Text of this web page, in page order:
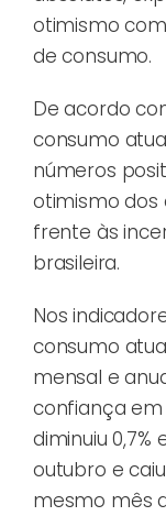
otimismo
de consumo.
De acordo
consumo
números
otimismo dos
frente às
brasileira.
Nos
consumo
mensal e
confiança
diminuiu
outubro e
mesmo mês